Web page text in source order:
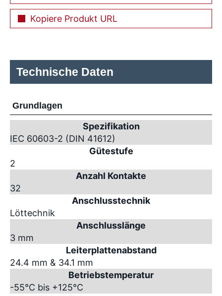
Kopiere Produkt URL
Technische Daten
Grundlagen
Spezifikation
IEC 60603-2 (DIN 41612)
Gütestufe
2
Anzahl Kontakte
32
Anschlusstechnik
Löttechnik
Anschlusslänge
3 mm
Leiterplattenabstand
24.4 mm & 34.1 mm
Betriebstemperatur
-55°C bis +125°C